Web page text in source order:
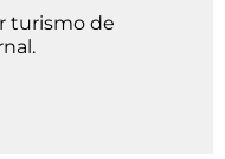
turismo de